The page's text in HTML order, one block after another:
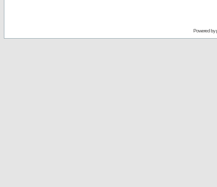
Powered by